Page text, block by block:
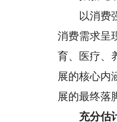
以消费强
消费需求呈
育、医疗、
展的核心内
展的最终落
充分估